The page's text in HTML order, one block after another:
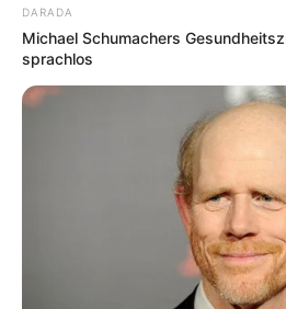
DARADA
Michael Schumachers
sprachlos